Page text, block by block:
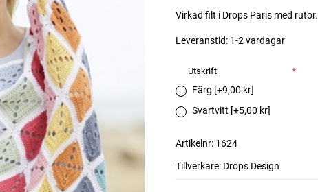
Virkad filt i Drops Paris med rutor.
Leveranstid: 1-2 vardagar
Utskrift
*
Färg [+9,00 kr]
Svartvitt [+5,00 kr]
Artikelnr: 1624
Tillverkare: Drops Design